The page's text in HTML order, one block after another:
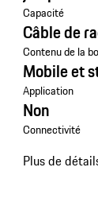
Capacité
Câble de
Contenu de la
Mobile et
Application
Non
Connectivité
Plus de